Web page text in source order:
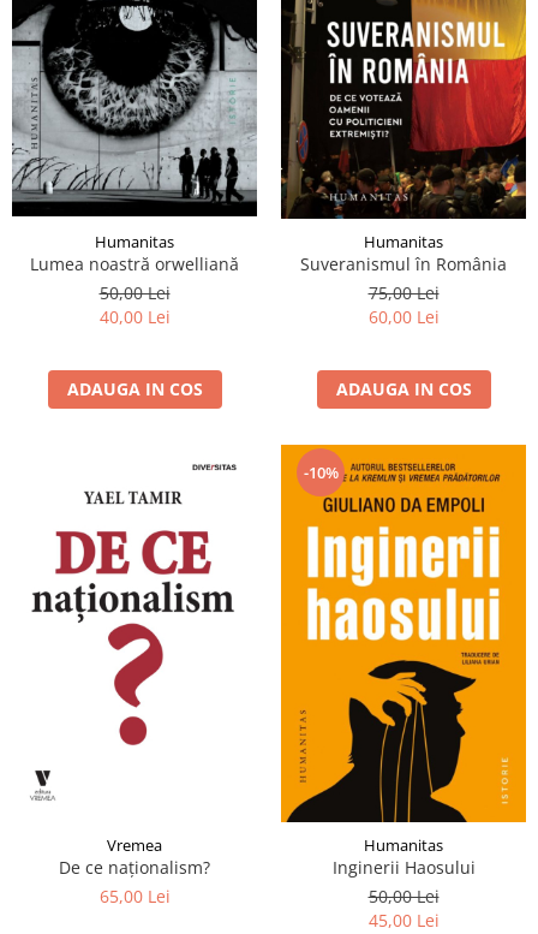
Humanitas
Lumea noastră orwelliană
50,00 Lei
40,00 Lei
ADAUGA IN COS
Humanitas
Suveranismul în România
75,00 Lei
60,00 Lei
ADAUGA IN COS
Vremea
De ce naționalism?
65,00 Lei
-10%
Humanitas
Inginerii Haosului
50,00 Lei
45,00 Lei